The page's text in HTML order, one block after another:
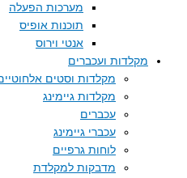
מערכות הפעלה
תוכנות אופיס
אנטי וירוס
מקלדות ועכברים
מקלדות וסטים
מקלדות גיימינג
עכברים
עכברי גיימינג
לוחות גרפיים
מדבקות למקלדת